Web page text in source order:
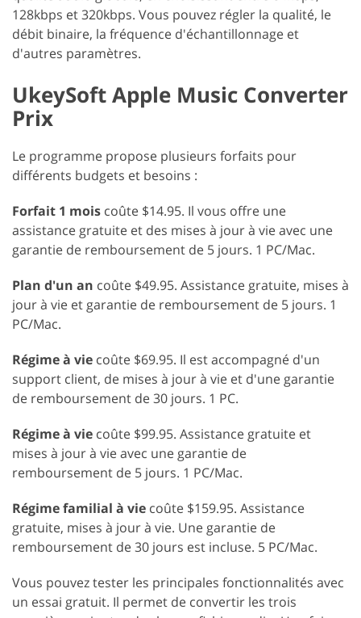
128kbps et 320kbps. Vous pouvez régler la qualité, le
débit binaire, la fréquence d'échantillonnage et
d'autres paramètres.
UkeySoft Apple Music Converter
Prix
Le programme propose plusieurs forfaits pour
différents budgets et besoins :
Forfait 1 mois coûte $14.95. Il vous offre une
assistance gratuite et des mises à jour à vie avec une
garantie de remboursement de 5 jours. 1 PC/Mac.
Plan d'un an coûte $49.95. Assistance gratuite, mises à
jour à vie et garantie de remboursement de 5 jours. 1
PC/Mac.
Régime à vie coûte $69.95. Il est accompagné d'un
support client, de mises à jour à vie et d'une garantie
de remboursement de 30 jours. 1 PC.
Régime à vie coûte $99.95. Assistance gratuite et
mises à jour à vie avec une garantie de
remboursement de 5 jours. 1 PC/Mac.
Régime familial à vie coûte $159.95. Assistance
gratuite, mises à jour à vie. Une garantie de
remboursement de 30 jours est incluse. 5 PC/Mac.
Vous pouvez tester les principales fonctionnalités avec
un essai gratuit. Il permet de convertir les trois